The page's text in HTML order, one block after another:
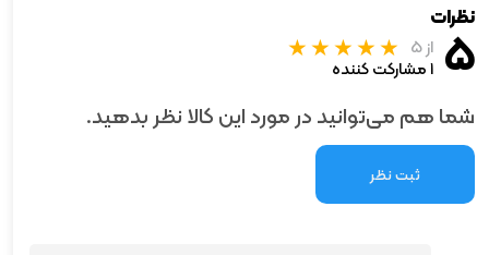
نظرات
۵ از ۵
۱ مشارکت کننده
شما هم می‌توانید در مورد این کالا نظر بدهید.
ثبت نظر